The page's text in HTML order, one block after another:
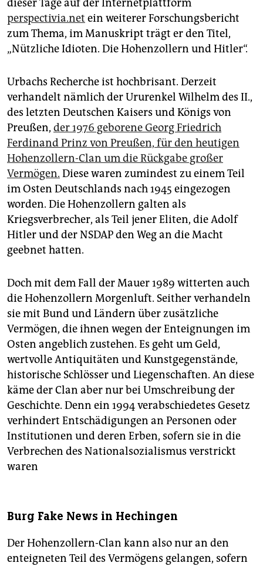
dieser Tage auf der Internetplattform
perspectivia.net ein weiterer Forschungsbericht
zum Thema, im Manuskript trägt er den Titel,
„Nützliche Idioten. Die Hohenzollern und Hitler“.
Urbachs Recherche ist hochbrisant. Derzeit
verhandelt nämlich der Ururenkel Wilhelm des II.,
des letzten Deutschen Kaisers und Königs von
Preußen, der 1976 geborene Georg Friedrich
Ferdinand Prinz von Preußen, für den heutigen
Hohenzollern-Clan um die Rückgabe großer
Vermögen. Diese waren zumindest zu einem Teil
im Osten Deutschlands nach 1945 eingezogen
worden. Die Hohenzollern galten als
Kriegsverbrecher, als Teil jener Eliten, die Adolf
Hitler und der NSDAP den Weg an die Macht
geebnet hatten.
Doch mit dem Fall der Mauer 1989 witterten auch
die Hohenzollern Morgenluft. Seither verhandeln
sie mit Bund und Ländern über zusätzliche
Vermögen, die ihnen wegen der Enteignungen im
Osten angeblich zustehen. Es geht um Geld,
wertvolle Antiquitäten und Kunstgegenstände,
historische Schlösser und Liegenschaften. An diese
käme der Clan aber nur bei Umschreibung der
Geschichte. Denn ein 1994 verabschiedetes Gesetz
verhindert Entschädigungen an Personen oder
Institutionen und deren Erben, sofern sie in die
Verbrechen des Nationalsozialismus verstrickt
waren
Burg Fake News in Hechingen
Der Hohenzollern-Clan kann also nur an den
enteigneten Teil des Vermögens gelangen, sofern